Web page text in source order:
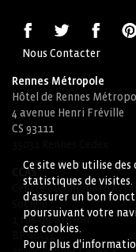
Ce site web utilise
statistiques de
d'assurer un bon
poursuivant votre
ces cookies.
Pour plus
Nous Contacter
Rennes Métropole
Hôtel de Rennes
4 avenue Henri Fréville
CS 93111
CCAS
Centre Communal
Sociale
1 rue du Griffon
BP 90544